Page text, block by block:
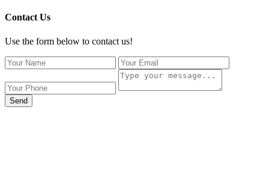
Contact Us
Use the form below to contact us!
Send